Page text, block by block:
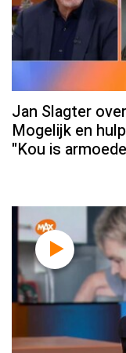
Jan Slagter
Mogelijk en
"Kou is